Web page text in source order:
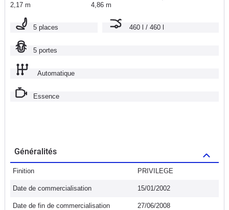
2,17 m 4,86 m
5 places 460 l / 460 l
5 portes
Automatique
Essence
Généralités
Finition PRIVILEGE
Date de commercialisation 15/01/2002
Date de fin de commercialisation 27/06/2008